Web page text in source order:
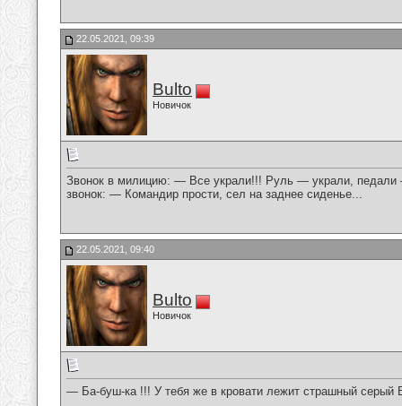
22.05.2021, 09:39
Bulto
Новичок
Звонок в милицию: — Все украли!!! Руль — украли,
звонок: — Командир прости, сел на заднее сиденье...
22.05.2021, 09:40
Bulto
Новичок
— Ба-буш-ка !!! У тебя же в кровати лежит страшный